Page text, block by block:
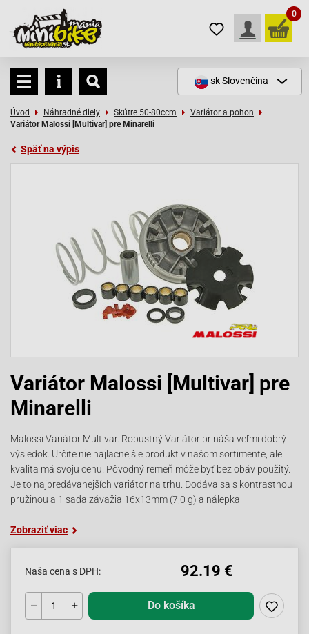
0
skSlovenčina
Úvod Náhradné diely Skútre 50-80ccm
Variátor a pohon
Variátor Malossi [Multivar] pre Minarelli
Späť na výpis
Variátor Malossi [Multivar] pre
Minarelli
Malossi Variátor Multivar. Robustný Variátor prináša veľmi dobrý
výsledok. Určite nie najlacnejšie produkt v našom sortimente, ale
kvalita má svoju cenu. Pôvodný remeň môže byť bez obáv použitý.
Je to najpredávanejších variátor na trhu. Dodáva sa s kontrastnou
pružinou a 1 sada závažia 16x13mm (7,0 g) a nálepka
Zobraziť viac
Naša cena s DPH: 92.19 €
Do košíka